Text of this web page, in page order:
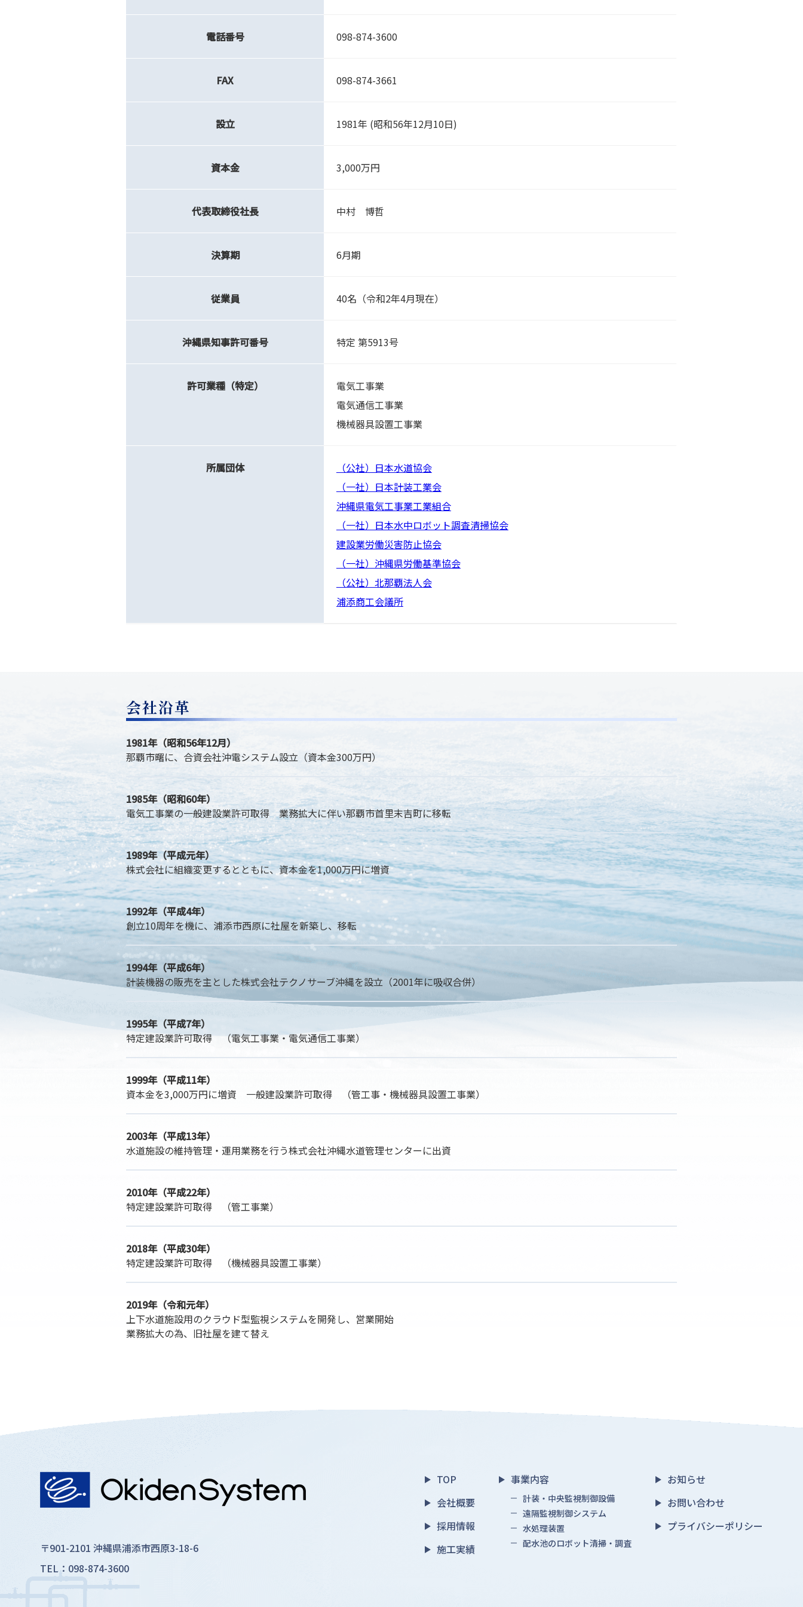
電話番号 098-874-3600
FAX 098-874-3661
設立 1981年 (昭和56年12月10日)
資本金 3,000万円
代表取締役社長 中村 博哲
決算期 6月期
従業員 40名（令和2年4月現在）
沖縄県知事許可番号 特定 第5913号
許可業種（特定）
電気工事業
電気通信工事業
機械器具設置工事業
所属団体
（公社）日本水道協会
（一社）日本計装工業会
沖縄県電気工事業工業組合
（一社）日本水中ロボット調査清掃協会
建設業労働災害防止協会
（一社）沖縄県労働基準協会
（公社）北那覇法人会
浦添商工会議所
会社沿革
1981年（昭和56年12月）
那覇市曙に、合資会社沖電システム設立（資本金300万円）
1985年（昭和60年）
電気工事業の一般建設業許可取得 業務拡大に伴い那覇市首里末吉町に移転
1989年（平成元年）
株式会社に組織変更するとともに、資本金を1,000万円に増資
1992年（平成4年）
創立10周年を機に、浦添市西原に社屋を新築し、移転
1994年（平成6年）
計装機器の販売を主とした株式会社テクノサーブ沖縄を設立（2001年に吸収合併）
1995年（平成7年）
特定建設業許可取得 （電気工事業・電気通信工事業）
1999年（平成11年）
資本金を3,000万円に増資 一般建設業許可取得 （管工事・機械器具設置工事業）
2003年（平成13年）
水道施設の維持管理・運用業務を行う株式会社沖縄水道管理センターに出資
2010年（平成22年）
特定建設業許可取得 （管工事業）
2018年（平成30年）
特定建設業許可取得 （機械器具設置工事業）
2019年（令和元年）
上下水道施設用のクラウド型監視システムを開発し、営業開始
業務拡大の為、旧社屋を建て替え
〒901-2101 沖縄県浦添市西原3-18-6
TEL：098-874-3600
TOP
会社概要
採用情報
施工実績
事業内容
計装・中央監視制御設備
遠隔監視制御システム
水処理装置
配水池のロボット清掃・調査
お知らせ
お問い合わせ
プライバシーポリシー